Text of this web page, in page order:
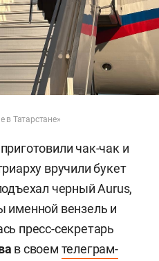
в Татарстане»
чак-чак и
вручили букет
черный Aurus,
именной вензель и
пресс-секретарь
в своем телеграм-